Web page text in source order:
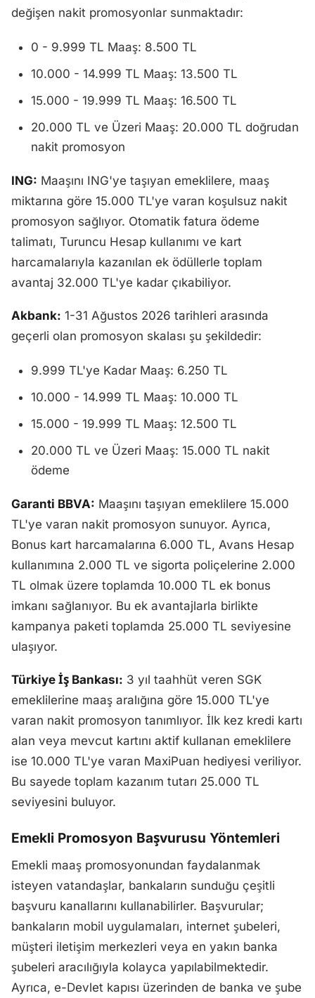
değişen nakit promosyonlar sunmaktadır:
0 - 9.999 TL Maaş: 8.500 TL
10.000 - 14.999 TL Maaş: 13.500 TL
15.000 - 19.999 TL Maaş: 16.500 TL
20.000 TL ve Üzeri Maaş: 20.000 TL doğrudan
nakit promosyon
ING: Maaşını ING'ye taşıyan emeklilere, maaş
miktarına göre 15.000 TL'ye varan koşulsuz nakit
promosyon sağlıyor. Otomatik fatura ödeme
talimatı, Turuncu Hesap kullanımı ve kart
harcamalarıyla kazanılan ek ödüllerle toplam
avantaj 32.000 TL'ye kadar çıkabiliyor.
Akbank: 1-31 Ağustos 2026 tarihleri arasında
geçerli olan promosyon skalası şu şekildedir:
9.999 TL'ye Kadar Maaş: 6.250 TL
10.000 - 14.999 TL Maaş: 10.000 TL
15.000 - 19.999 TL Maaş: 12.500 TL
20.000 TL ve Üzeri Maaş: 15.000 TL nakit
ödeme
Garanti BBVA: Maaşını taşıyan emeklilere 15.000
TL'ye varan nakit promosyon sunuyor. Ayrıca,
Bonus kart harcamalarına 6.000 TL, Avans Hesap
kullanımına 2.000 TL ve sigorta poliçelerine 2.000
TL olmak üzere toplamda 10.000 TL ek bonus
imkanı sağlanıyor. Bu ek avantajlarla birlikte
kampanya paketi toplamda 25.000 TL seviyesine
ulaşıyor.
Türkiye İş Bankası: 3 yıl taahhüt veren SGK
emeklilerine maaş aralığına göre 15.000 TL'ye
varan nakit promosyon tanımlıyor. İlk kez kredi kartı
alan veya mevcut kartını aktif kullanan emeklilere
ise 10.000 TL'ye varan MaxiPuan hediyesi veriliyor.
Bu sayede toplam kazanım tutarı 25.000 TL
seviyesini buluyor.
Emekli Promosyon Başvurusu Yöntemleri
Emekli maaş promosyonundan faydalanmak
isteyen vatandaşlar, bankaların sunduğu çeşitli
başvuru kanallarını kullanabilirler. Başvurular;
bankaların mobil uygulamaları, internet şubeleri,
müşteri iletişim merkezleri veya en yakın banka
şubeleri aracılığıyla kolayca yapılabilmektedir.
Ayrıca, e-Devlet kapısı üzerinden de banka ve şube